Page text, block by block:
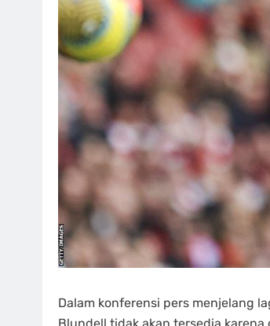
Dalam konferensi pers menjelang